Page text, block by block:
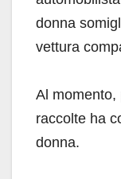
donna
vettura
Al momento,
raccolte ha
donna.